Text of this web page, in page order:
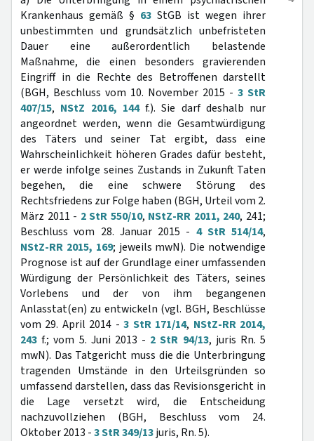
Krankenhaus gemäß § 63 StGB ist wegen ihrer
unbestimmten und grundsätzlich unbefristeten
Dauer eine außerordentlich belastende
Maßnahme, die einen besonders gravierenden
Eingriff in die Rechte des Betroffenen darstellt
(BGH, Beschluss vom 10. November 2015 - 3 StR
407/15, NStZ 2016, 144f.). Sie darf deshalb nur
angeordnet werden, wenn die Gesamtwürdigung
des Täters und seiner Tat ergibt, dass eine
Wahrscheinlichkeit höheren Grades dafür besteht,
er werde infolge seines Zustands in Zukunft Taten
begehen, die eine schwere Störung des
Rechtsfriedens zur Folge haben (BGH, Urteil vom 2.
März 2011 - 2 StR 550/10, NStZ-RR 2011, 240, 241;
Beschluss vom 28. Januar 2015 - 4 StR 514/14,
NStZ-RR 2015, 169; jeweils mwN). Die notwendige
Prognose ist auf der Grundlage einer umfassenden
Würdigung der Persönlichkeit des Täters, seines
Vorlebens und der von ihm begangenen
Anlasstat(en) zu entwickeln (vgl. BGH, Beschlüsse
vom 29. April 2014 -3 StR 171/14, NStZ-RR 2014,
243 f.; vom 5. Juni 2013 - 2 StR 94/13, juris Rn. 5
mwN). Das Tatgericht muss die die Unterbringung
tragenden Umstände in den Urteilsgründen so
umfassend darstellen, dass das Revisionsgericht in
die Lage versetzt wird, die Entscheidung
nachzuvollziehen (BGH, Beschluss vom 24.
Oktober 2013 -3 StR 349/13juris, Rn. 5).